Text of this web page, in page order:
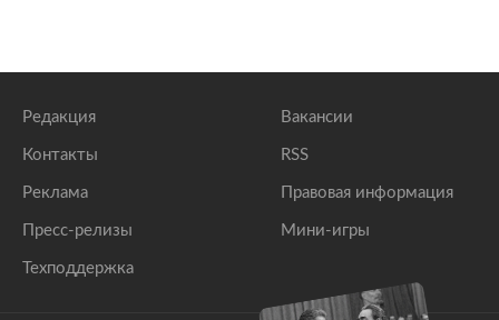
Редакция
Контакты
Реклама
Пресс-релизы
Техподдержка
Вакансии
RSS
Правовая информация
Мини-игры